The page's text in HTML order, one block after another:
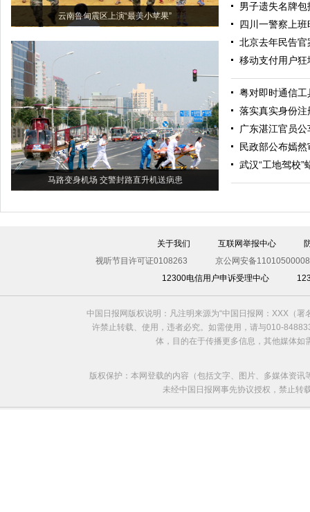
云南鲁甸震区上演“最美小苹果”
马路变身机场 交警封路直升机送病患
男子遗失名牌
四川一警察上
北京去年民告
移动支付用户
粤对即时通信
落实真实身份
广东湛江官员
民政部公布嫣
武汉“工地驾校”
关于我们 互联网举报中心
视听节目许可证0108263
京公网安备
12300电信用户申诉受理中心
中国日报网版权说明：凡注明来源为“中国日报网：XXX（
许禁止转载、使用，违者必究。如需使用，请与010-
体，目的在于传播更多信息，其他媒体
版权保护：本网登载的内容（包括文字、图片、多媒体资
未经中国日报网事先协议授权，禁止转